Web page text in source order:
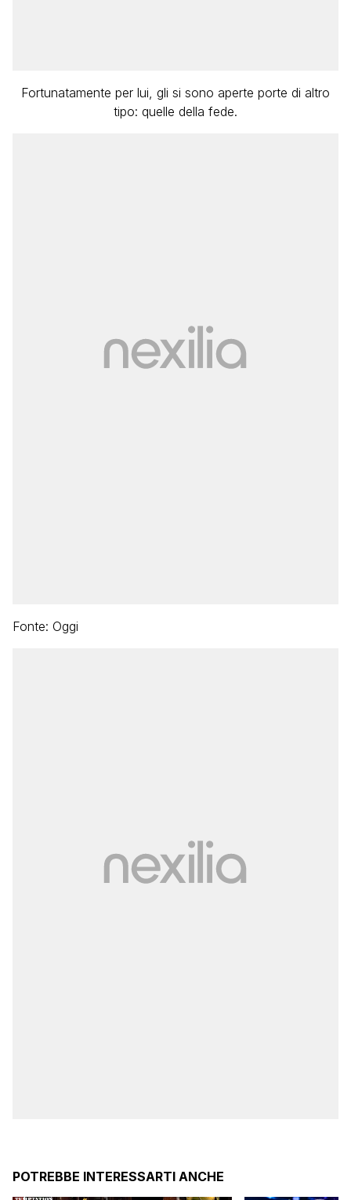
Fortunatamente per lui, gli si sono aperte porte di altro
tipo: quelle della fede.
Fonte: Oggi
POTREBBE INTERESSARTI ANCHE